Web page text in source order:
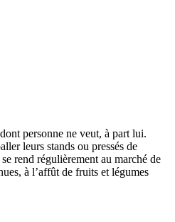
personne ne veut, à part lui.
leurs stands ou pressés de
rend régulièrement au marché de
à l’affût de fruits et légumes